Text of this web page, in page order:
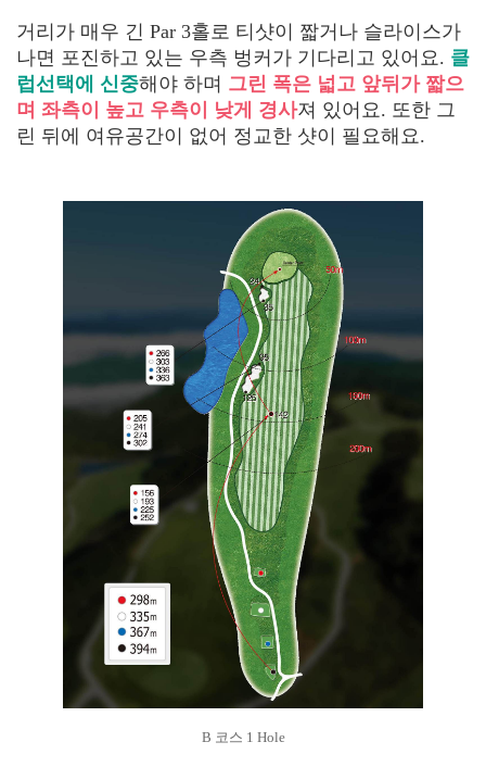
거리가 매우 긴 Par 3홀로 티샷이 짧거나 슬라이스가
나면 포진하고 있는 우측 벙커가 기다리고 있어요. 클
럽선택에 신중해야 하며 그린 폭은 넓고 앞뒤가 짧으
며 좌측이 높고 우측이 낮게 경사져 있어요. 또한 그
린 뒤에 여유공간이 없어 정교한 샷이 필요해요.
B 코스 1 Hole